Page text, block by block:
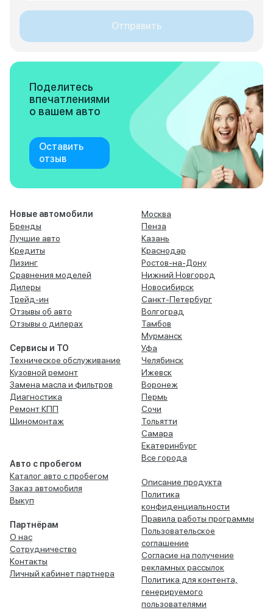
Отправить
Поделитесь
впечатлениями
о вашем авто
Оставить
отзыв
Новые автомобили
Бренды
Лучшие авто
Кредиты
Лизинг
Сравнения моделей
Дилеры
Трейд-ин
Отзывы об авто
Отзывы о дилерах
Сервисы и ТО
Техническое обслуживание
Кузовной ремонт
Замена масла и фильтров
Диагностика
Ремонт КПП
Шиномонтаж
Авто с пробегом
Каталог авто с пробегом
Заказ автомобиля
Выкуп
Партнёрам
О нас
Сотрудничество
Контакты
Личный кабинет партнера
Москва
Пенза
Казань
Краснодар
Ростов-на-Дону
Нижний Новгород
Новосибирск
Санкт-Петербург
Волгоград
Тамбов
Мурманск
Уфа
Челябинск
Ижевск
Воронеж
Пермь
Сочи
Тольятти
Самара
Екатеринбург
Все города
Описание продукта
Политика
конфиденциальности
Правила работы программы
Пользовательское
соглашение
Согласие на получение
рекламных рассылок
Политика для контента,
генерируемого
пользователями